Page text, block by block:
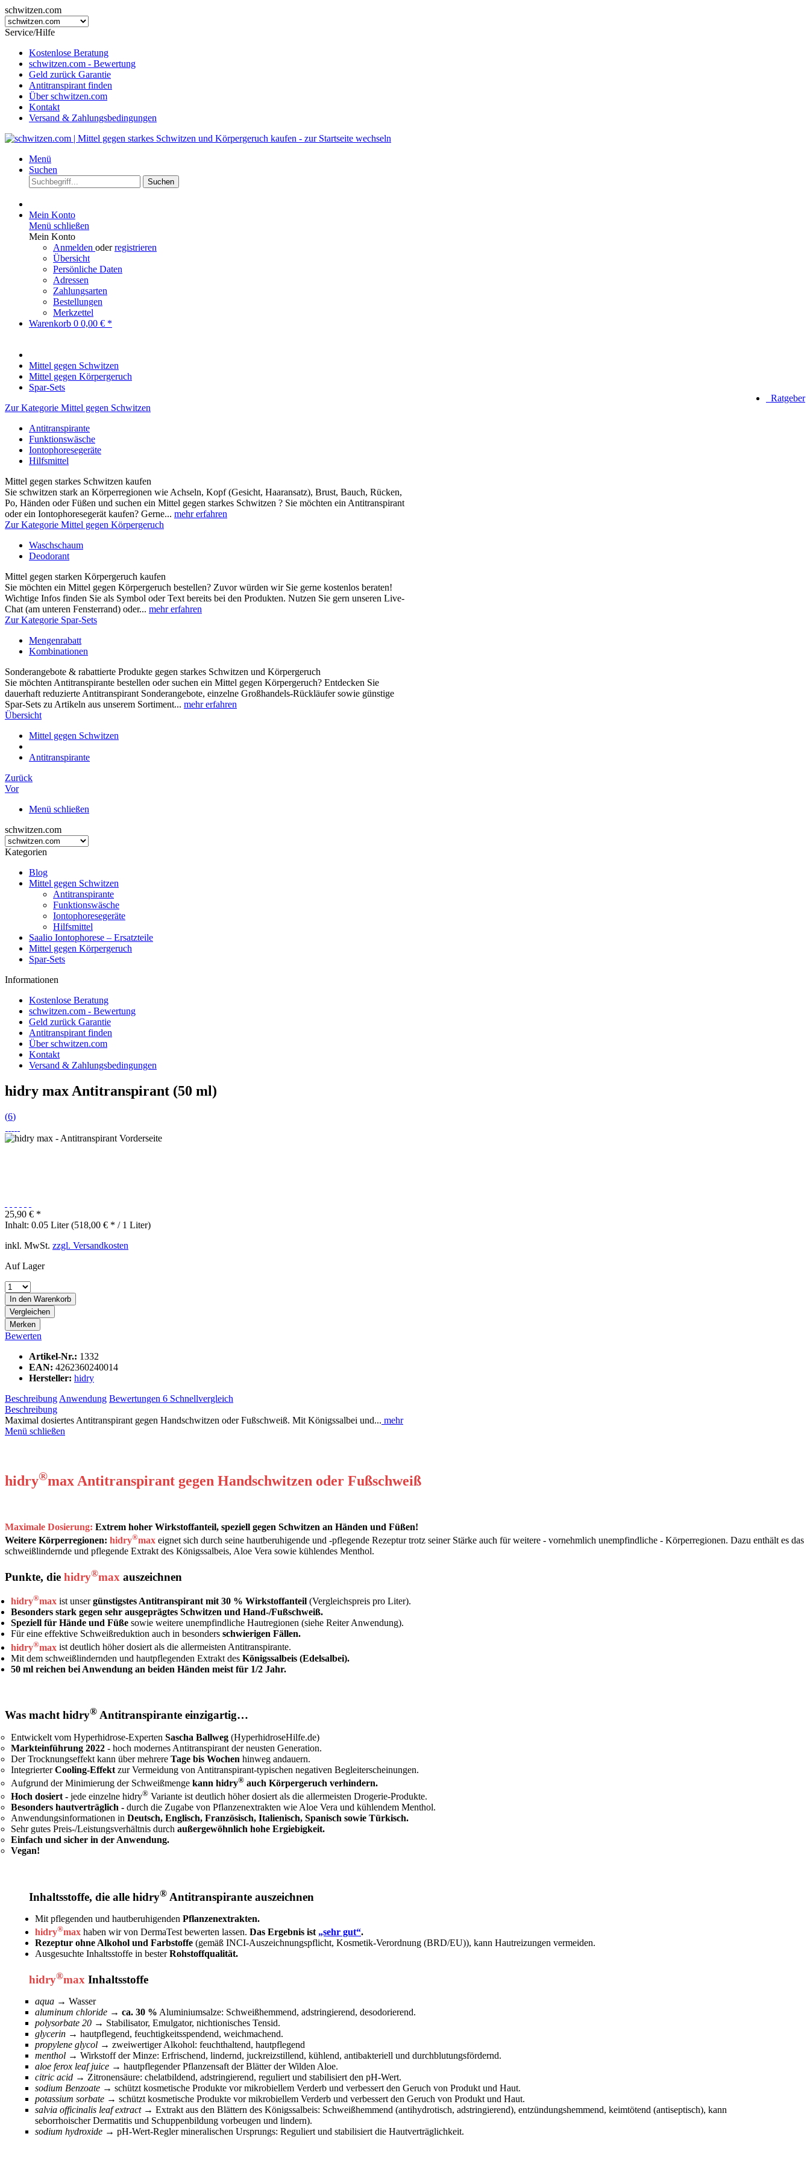
schwitzen.com
Service/Hilfe
Kostenlose Beratung
schwitzen.com - Bewertung
Geld zurück Garantie
Antitranspirant finden
Über schwitzen.com
Kontakt
Versand & Zahlungsbedingungen
Menü
Suchen
Suchen
Mein Konto
Menü schließen
Mein Konto
Anmelden oderregistrieren
Übersicht
Persönliche Daten
Adressen
Zahlungsarten
Bestellungen
Merkzettel
Warenkorb 0 0,00 € *
Mittel gegen Schwitzen
Mittel gegen Körpergeruch
Spar-Sets
Ratgeber
Zur Kategorie Mittel gegen Schwitzen
Antitranspirante
Funktionswäsche
Iontophoresegeräte
Hilfsmittel
Mittel gegen starkes Schwitzen kaufen
Sie schwitzen stark an Körperregionen wie Achseln, Kopf (Gesicht, Haaransatz), Brust, Bauch, Rücken,
Po, Händen oder Füßen und suchen ein Mittel gegen starkes Schwitzen ? Sie möchten ein Antitranspirant
oder ein Iontophoresegerät kaufen? Gerne... mehr erfahren
Zur Kategorie Mittel gegen Körpergeruch
Waschschaum
Deodorant
Mittel gegen starken Körpergeruch kaufen
Sie möchten ein Mittel gegen Körpergeruch bestellen? Zuvor würden wir Sie gerne kostenlos beraten!
Wichtige Infos finden Sie als Symbol oder Text bereits bei den Produkten. Nutzen Sie gern unseren Live-
Chat (am unteren Fensterrand) oder... mehr erfahren
Zur Kategorie Spar-Sets
Mengenrabatt
Kombinationen
Sonderangebote & rabattierte Produkte gegen starkes Schwitzen und Körpergeruch
Sie möchten Antitranspirante bestellen oder suchen ein Mittel gegen Körpergeruch? Entdecken Sie
dauerhaft reduzierte Antitranspirant Sonderangebote, einzelne Großhandels-Rückläufer sowie günstige
Spar-Sets zu Artikeln aus unserem Sortiment... mehr erfahren
Übersicht
Mittel gegen Schwitzen
Antitranspirante
Zurück
Vor
Menü schließen
schwitzen.com
Kategorien
Blog
Mittel gegen Schwitzen
Antitranspirante
Funktionswäsche
Iontophoresegeräte
Hilfsmittel
Saalio Iontophorese – Ersatzteile
Mittel gegen Körpergeruch
Spar-Sets
Informationen
Kostenlose Beratung
schwitzen.com - Bewertung
Geld zurück Garantie
Antitranspirant finden
Über schwitzen.com
Kontakt
Versand & Zahlungsbedingungen
hidry max Antitranspirant (50 ml)
(6)
25,90 € *
Inhalt: 0.05 Liter (518,00 € * / 1 Liter)
inkl. MwSt. zzgl. Versandkosten
Auf Lager
In den Warenkorb
Vergleichen
Merken
Bewerten
Artikel-Nr.: 1332
EAN: 4262360240014
Hersteller: hidry
Beschreibung Anwendung Bewertungen 6 Schnellvergleich
Beschreibung
Maximal dosiertes Antitranspirant gegen Handschwitzen oder Fußschweiß. Mit Königssalbei und... mehr
Menü schließen
hidry®max Antitranspirant gegen Handschwitzen oder Fußschweiß
Maximale Dosierung: Extrem hoher Wirkstoffanteil, speziell gegen Schwitzen an Händen und Füßen!
Weitere Körperregionen: hidry®max eignet sich durch seine hautberuhigende und -pflegende Rezeptur trotz seiner Stärke auch für weitere - vornehmlich unempfindliche - Körperregionen. Dazu enthält es das
schweißlindernde und pflegende Extrakt des Königssalbeis, Aloe Vera sowie kühlendes Menthol.
Punkte, die hidry®max auszeichnen
hidry®max ist unsergünstigstes Antitranspirant mit 30 % Wirkstoffanteil (Vergleichspreis pro Liter).
Besonders stark gegen sehr ausgeprägtes Schwitzen und Hand-/Fußschweiß.
Speziell für Hände und Füße sowie weitere unempfindliche Hautregionen (siehe Reiter Anwendung).
Für eine effektive Schweißreduktion auch in besonders schwierigen Fällen.
hidry®max ist deutlich höher dosiert als die allermeisten Antitranspirante.
Mit dem schweißlindernden und hautpflegenden Extrakt des Königssalbeis (Edelsalbei).
50 ml reichen bei Anwendung an beiden Händen meist für 1/2 Jahr.
Was macht hidry® Antitranspirante einzigartig…
Entwickelt vom Hyperhidrose-Experten Sascha Ballweg (HyperhidroseHilfe.de)
Markteinführung 2022 - hoch modernes Antitranspirant der neusten Generation.
Der Trocknungseffekt kann über mehrere Tage bis Wochen hinweg andauern.
IntegrierterCooling-Effekt zur Vermeidung von Antitranspirant-typischen negativen Begleiterscheinungen.
Aufgrund der Minimierung der Schweißmenge kann hidry® auch Körpergeruch verhindern.
Hoch dosiert - jede einzelne hidry® Variante ist deutlich höher dosiert als die allermeisten Drogerie-Produkte.
Besonders hautverträglich - durch die Zugabe von Pflanzenextrakten wie Aloe Vera und kühlendem Menthol.
Anwendungsinformationen in Deutsch, Englisch, Französisch, Italienisch, Spanisch sowie Türkisch.
Sehr gutes Preis-/Leistungsverhältnis durch außergewöhnlich hohe Ergiebigkeit.
Einfach und sicher in der Anwendung.
Vegan!
Inhaltsstoffe, die alle hidry® Antitranspirante auszeichnen
Mit pflegenden und hautberuhigenden Pflanzenextrakten.
hidry®max haben wir von DermaTest bewerten lassen. Das Ergebnis ist „sehr gut“.
Rezeptur ohne Alkohol und Farbstoffe (gemäß INCI-Auszeichnungspflicht, Kosmetik-Verordnung (BRD/EU)), kann Hautreizungen vermeiden.
Ausgesuchte Inhaltsstoffe in besterRohstoffqualität.
hidry®max Inhaltsstoffe
aqua → Wasser
aluminum chloride → ca. 30 % Aluminiumsalze: Schweißhemmend, adstringierend, desodorierend.
polysorbate 20 → Stabilisator, Emulgator, nichtionisches Tensid.
glycerin → hautpflegend, feuchtigkeitsspendend, weichmachend.
propylene glycol → zweiwertiger Alkohol: feuchthaltend, hautpflegend
menthol → Wirkstoff der Minze: Erfrischend, lindernd, juckreizstillend, kühlend, antibakteriell und durchblutungsfördernd.
aloe ferox leaf juice → hautpflegender Pflanzensaft der Blätter der Wilden Aloe.
citric acid → Zitronensäure: chelatbildend, adstringierend, reguliert und stabilisiert den pH-Wert.
sodium Benzoate → schützt kosmetische Produkte vor mikrobiellem Verderb und verbessert den Geruch von Produkt und Haut.
potassium sorbate → schützt kosmetische Produkte vor mikrobiellem Verderb und verbessert den Geruch von Produkt und Haut.
salvia officinalis leaf extract → Extrakt aus den Blättern des Königssalbeis: Schweißhemmend (antihydrotisch, adstringierend), entzündungshemmend, keimtötend (antiseptisch), kann
seborrhoischer Dermatitis und Schuppenbildung vorbeugen und lindern).
sodium hydroxide → pH-Wert-Regler mineralischen Ursprungs: Reguliert und stabilisiert die Hautverträglichkeit.